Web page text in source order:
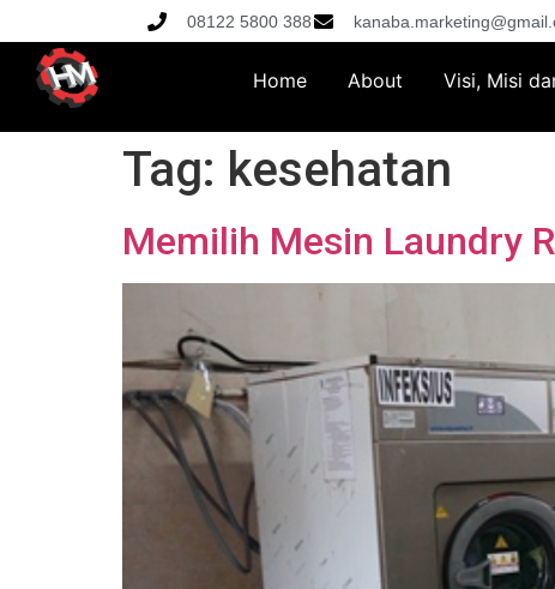
08122 5800 388
Home About Visi, Misi
Tag: kesehatan
Memilih Mesin Laundry